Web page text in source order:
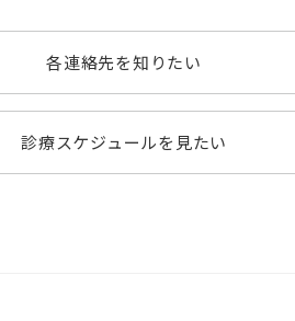
各連絡先を知りたい
診療スケジュールを見たい